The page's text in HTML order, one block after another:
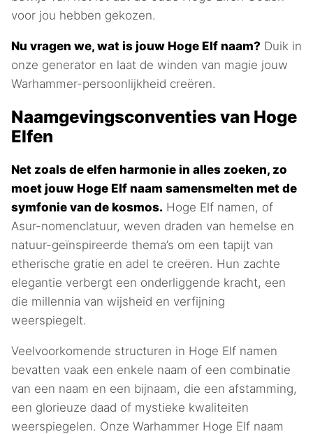
voor jou hebben gekozen.
Nu vragen we, wat is jouw Hoge Elf naam? Duik in
onze generator en laat de winden van magie jouw
Warhammer-persoonlijkheid creëren.
Naamgevingsconventies van Hoge
Elfen
Net zoals de elfen harmonie in alles zoeken, zo
moet jouw Hoge Elf naam samensmelten met de
symfonie van de kosmos. Hoge Elf namen, of
Asur-nomenclatuur, weven draden van hemelse en
natuur-geïnspireerde thema’s om een tapijt van
etherische gratie en adel te creëren. Hun zachte
elegantie verbergt een onderliggende kracht, een
die millennia van wijsheid en verfijning
weerspiegelt.
Veelvoorkomende structuren in Hoge Elf namen
bevatten vaak een enkele naam of een combinatie
van een naam en een bijnaam, die een afstamming,
een glorieuze daad of mystieke kwaliteiten
weerspiegelen. Onze Warhammer Hoge Elf naam